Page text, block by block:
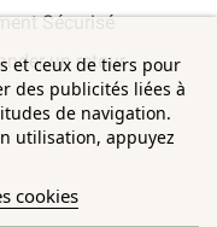
et ceux de tiers pour
des publicités liées à
de navigation.
utilisation, appuyez
cookies
Sécurisé
un retour